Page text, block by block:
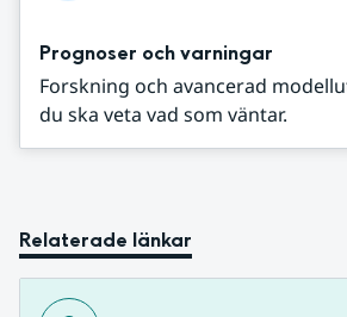
Prognoser och varningar
Forskning och avancerad
du ska veta vad som väntar.
Relaterade länkar